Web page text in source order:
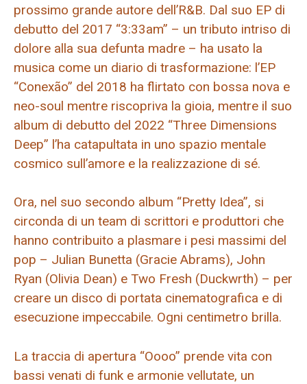
prossimo grande autore dell’R&B. Dal suo EP di
debutto del 2017 “3:33am” – un tributo intriso di
dolore alla sua defunta madre – ha usato la
musica come un diario di trasformazione: l’EP
“Conexão” del 2018 ha flirtato con bossa nova e
neo-soul mentre riscopriva la gioia, mentre il suo
album di debutto del 2022 “Three Dimensions
Deep” l’ha catapultata in uno spazio mentale
cosmico sull’amore e la realizzazione di sé.
Ora, nel suo secondo album “Pretty Idea”, si
circonda di un team di scrittori e produttori che
hanno contribuito a plasmare i pesi massimi del
pop – Julian Bunetta (Gracie Abrams), John
Ryan (Olivia Dean) e Two Fresh (Duckwrth) – per
creare un disco di portata cinematografica e di
esecuzione impeccabile. Ogni centimetro brilla.
La traccia di apertura “Oooo” prende vita con
bassi venati di funk e armonie vellutate, un